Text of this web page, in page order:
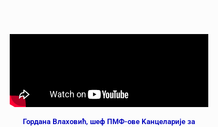
Гордана Влаховић, шеф ПМФ-ове Kанцеларије за